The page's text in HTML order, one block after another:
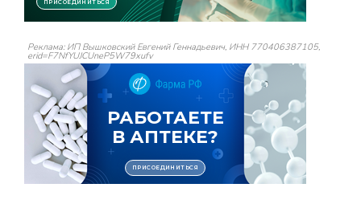
Реклама: ИП Вышковский Евгений Геннадьевич, ИНН 770406387105,
erid=F7NfYUJCUneP5W79xufv